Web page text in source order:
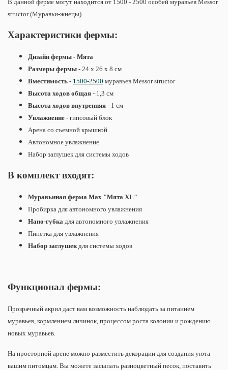
В данной ферме могут находится от 1500 - 2500 особей муравьев Messor
structor (Муравьи-жнецы).
Характеристики фермы:
Дизайн фермы - Мята
Размеры фермы - 24 х 26 х 8 см
Вместимость - 1500-2500 муравьев Messor structor
Высота ходов общая - 1,3 см
Высота ходов внутренняя - 1 см
Увлажнение - гипсовый блок
Арена со съемной крышкой
Автономное увлажнение
Набор заглушек для системы ходов
В комплект входят:
Муравьиная ферма Max "Мята XL"
Пробирка для автономного увлажнения
Нано-губка для автономного увлажнения
Пипетка для увлажнения
Набор заглушек для системы ходов
Функционал фермы:
Прозрачный акрил даст вам возможность наблюдать за питанием
муравьев, кормлением личинок, процессом роста колонии и рождению
новых муравьев.
На просторной арене можно разместить декорации для создания уюта
вашим питомцам. Вы можете засыпать разноцветный песок, поставить